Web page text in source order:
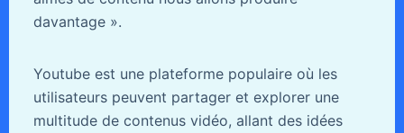
davantage ».
Youtube est une plateforme populaire où les
utilisateurs peuvent partager et explorer une
multitude de contenus vidéo, allant des idées